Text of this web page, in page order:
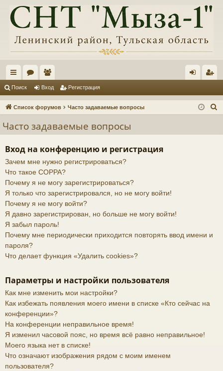
с
ы ум
ол
ьз
ат
ел
и
д ис
Поиск Вход Регистрация
Список форумов Часто задаваемые вопросы
Часто задаваемые вопросы
Вход на конференцию и регистрация
Зачем мне нужно регистрироваться?
Что такое COPPA?
Почему я не могу зарегистрироваться?
Я только что зарегистрировался, но не могу войти!
Почему я не могу войти?
Я давно зарегистрирован, но больше не могу войти!
Я забыл пароль!
Почему мне периодически приходится повторять ввод имени и
пароля?
Что делает функция «Удалить cookies»?
Параметры и настройки пользователя
Как мне изменить мои настройки?
Как избежать появления моего имени в списке «Кто сейчас на
конференции»?
На конференции неправильное время!
Я изменил часовой пояс, но время всё равно неправильное!
Моего языка нет в списке!
Что означают изображения рядом с моим именем
пользователя?